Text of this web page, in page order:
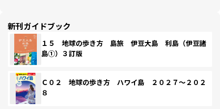
新刊ガイドブック
１５ 地球の歩き方 島旅 伊豆大島 利島（伊豆諸
島①）３訂版
Ｃ０２ 地球の歩き方 ハワイ島 ２０２７～２０２
８